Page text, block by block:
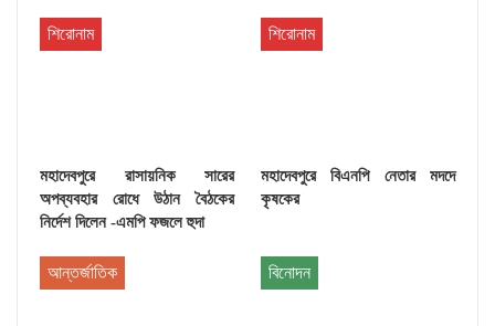
শিরোনাম
মহাদেবপুরে রাসায়নিক সারের
অপব্যবহার রোধে উঠান বৈঠকের
নির্দেশ দিলেন -এমপি ফজলে হুদা
শিরোনাম
মহাদেবপুরে বিএনপি নেতার মদদে
কৃষকের
আন্তর্জাতিক বিনোদন